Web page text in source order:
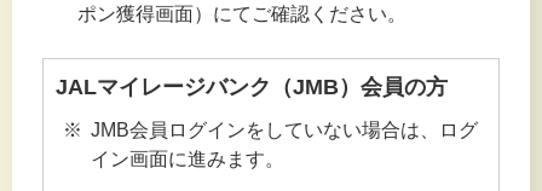
ポン獲得画面）にてご確認ください。
JALマイレージバンク（JMB）会員の方
JMB会員ログインをしていない場合は、ログ
イン画面に進みます。